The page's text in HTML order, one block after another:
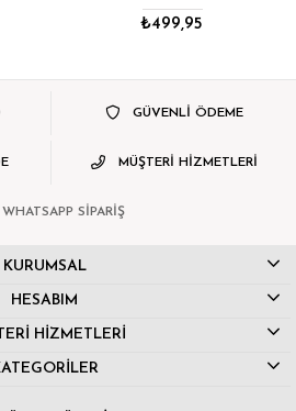
GÜVENLİ ÖDEME
MÜŞTERİ HİZMETLERİ
WHATSAPP SİPARİŞ
KURUMSAL
HESABIM
HİZMETLERİ